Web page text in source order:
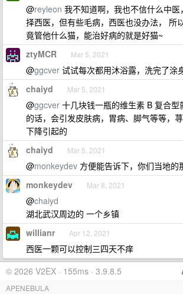
@reyleon 我不知道啊，我也不信什么中
择西医，但有些毛病，西医也没办法， 所
竟管他什么猫，能治好病的就是好猫~
ztyMCR Mar 5, 2021
@ggcver 试试每次都用沐浴露，洗完了涂
chaiyd Mar 5, 2021
@ggcver 十几块钱一瓶的维生素 B 复合
的话，会引发皮肤病，胃病、脚气等等，
下降引起的
chaiyd Mar 5, 2021
@monkeydev 方便能告诉下，你们当地的
monkeydev Mar 8, 2021
@chaiyd
湖北武汉周边的 一个乡镇
willianr Apr 12, 2021
西医一颗可以控制三四天不痒
© 2026 V2EX · 155ms · 3.9.8.5
APENEBULA